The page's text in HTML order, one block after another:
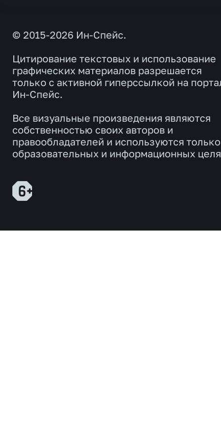
© 2015-2026 Ин-Спейс.
Цитирование текстовых и использование
графических материалов разрешается
только с активной гиперссылкой на
Ин-Спейс.
Все визуальные произведения являются
собственностью своих авторов и
правообладателей и используются
образовательных и информационных